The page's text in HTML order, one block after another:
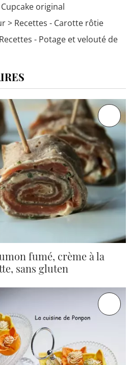
original
> Recettes - Carotte rôtie
- Potage et velouté de
fumé, crème à la
sans gluten